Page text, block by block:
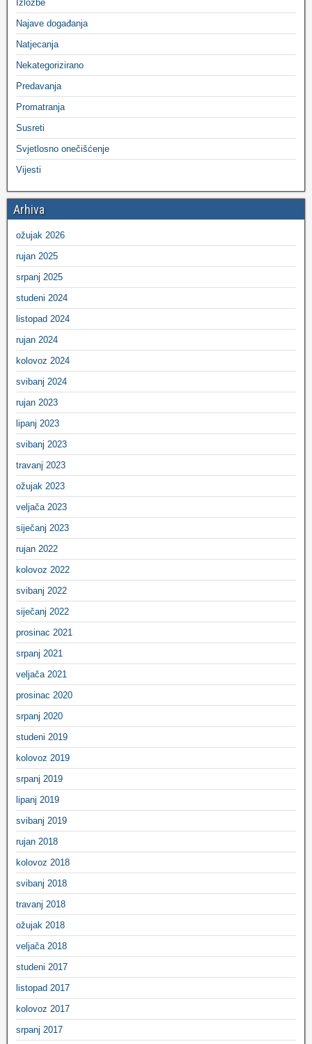
Izložbe
Najave događanja
Natjecanja
Nekategorizirano
Predavanja
Promatranja
Susreti
Svjetlosno onečišćenje
Vijesti
Arhiva
ožujak 2026
rujan 2025
srpanj 2025
studeni 2024
listopad 2024
rujan 2024
kolovoz 2024
svibanj 2024
rujan 2023
lipanj 2023
svibanj 2023
travanj 2023
ožujak 2023
veljača 2023
siječanj 2023
rujan 2022
kolovoz 2022
svibanj 2022
siječanj 2022
prosinac 2021
srpanj 2021
veljača 2021
prosinac 2020
srpanj 2020
studeni 2019
kolovoz 2019
srpanj 2019
lipanj 2019
svibanj 2019
rujan 2018
kolovoz 2018
svibanj 2018
travanj 2018
ožujak 2018
veljača 2018
studeni 2017
listopad 2017
kolovoz 2017
srpanj 2017